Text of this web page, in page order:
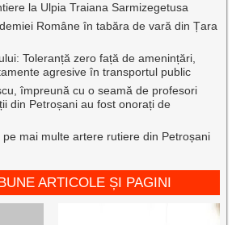
la Ulpia Traiana Sarmizegetusa
Române în tabăra de vară din Țara
Toleranță zero față de amenințări,
agresive în transportul public
împreună cu o seamă de profesori
din Petroșani au fost onorați de
mai multe artere rutiere din Petroșani
ARTICOLE ȘI PAGINI